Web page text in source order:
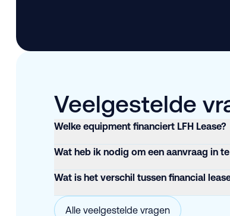
Veelgestelde
Welke equipment financiert LFH Lease?
Wat heb ik nodig om een aanvraag in
Wat is het verschil tussen financial
Alle veelgestelde vragen